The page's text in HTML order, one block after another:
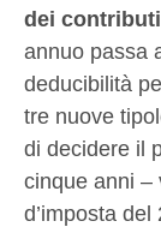
dei contributi
annuo passa
deducibilità
tre nuove
di decidere il
cinque anni –
d’imposta